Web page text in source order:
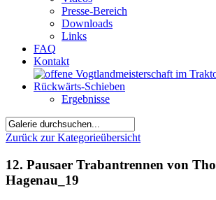
Presse-Bereich
Downloads
Links
FAQ
Kontakt
Ergebnisse
Zurück zur Kategorieübersicht
12. Pausaer Trabantrennen von
Hagenau_19